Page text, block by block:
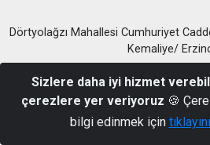
Dörtyolağzı Mahallesi Cumhuriyet
Kemaliye/
Sizlere daha iyi hizmet
çerezlere yer veriyoruz 🍪
bilgi edinmek için